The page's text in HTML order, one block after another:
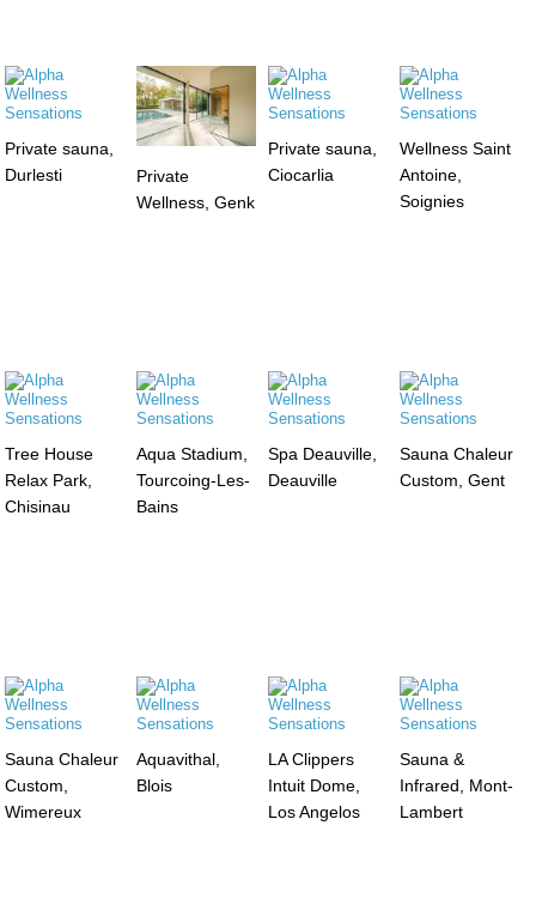
Private sauna,
Durlesti
Private
Wellness, Genk
Private sauna,
Ciocarlia
Wellness Saint
Antoine,
Soignies
Tree House
Relax Park,
Chisinau
Aqua Stadium,
Tourcoing-Les-
Bains
Spa Deauville,
Deauville
Sauna Chaleur
Custom, Gent
Sauna Chaleur
Custom,
Wimereux
Aquavithal,
Blois
LA Clippers
Intuit Dome,
Los Angelos
Sauna &
Infrared, Mont-
Lambert